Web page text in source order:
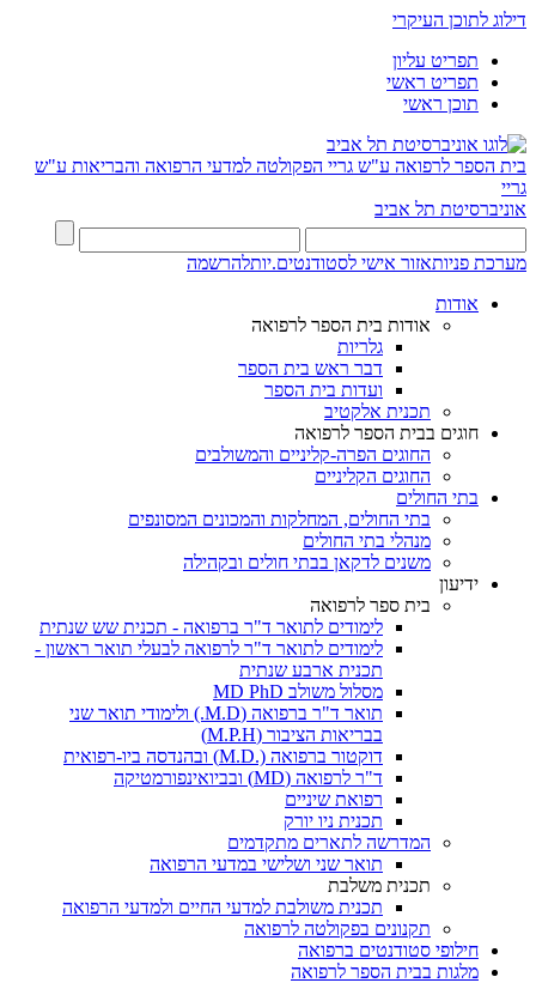
דילוג לתוכן העיקרי
תפריט עליון
תפריט ראשי
תוכן ראשי
בית הספר לרפואה ע"ש גריי הפקולטה למדעי הרפואה והבריאות ע"ש
גריי
אוניברסיטת תל אביב
מערכת פניותאזור אישי לסטודנטים.יותלהרשמה
אודות
אודות בית הספר לרפואה
גלריות
דבר ראש בית הספר
ועדות בית הספר
תכנית אלקטיב
חוגים בבית הספר לרפואה
החוגים הפרה-קליניים והמשולבים
החוגים הקליניים
בתי החולים
בתי החולים, המחלקות והמכונים המסונפים
מנהלי בתי החולים
משנים לדקאן בבתי חולים ובקהילה
ידיעון
בית ספר לרפואה
לימודים לתואר ד"ר ברפואה - תכנית שש שנתית
לימודים לתואר ד"ר לרפואה לבעלי תואר ראשון -
תכנית ארבע שנתית
מסלול משולב MD PhD
תואר ד"ר ברפואה (M.D.) ולימודי תואר שני
בבריאות הציבור (M.P.H)
דוקטור ברפואה (.M.D) ובהנדסה ביו-רפואית
ד"ר לרפואה (MD) ובביואינפורמטיקה
רפואת שיניים
תכנית ניו יורק
המדרשה לתארים מתקדמים
תואר שני ושלישי במדעי הרפואה
תכנית משלבת
תכנית משולבת למדעי החיים ולמדעי הרפואה
תקנונים בפקולטה לרפואה
חילופי סטודנטים ברפואה
מלגות בבית הספר לרפואה